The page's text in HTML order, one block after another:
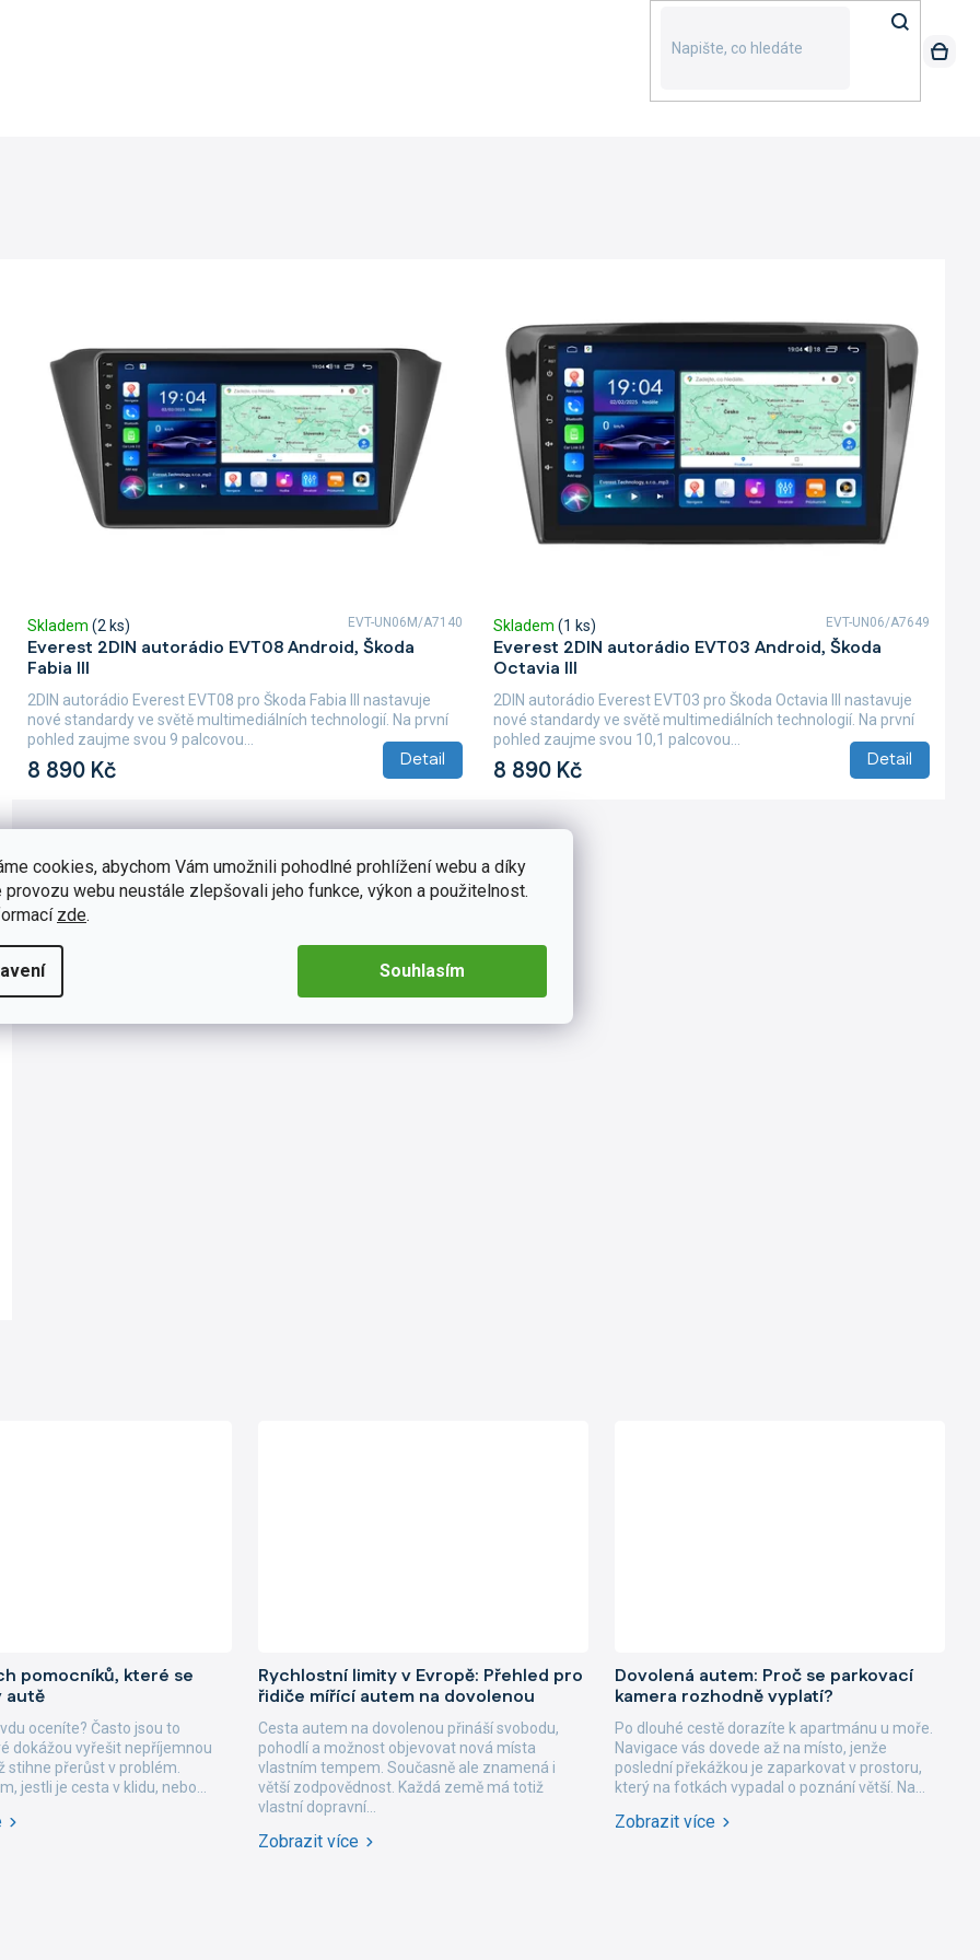
cookies, abychom Vám umožnili pohodlné prohlížení webu a díky
provozu webu neustále zlepšovali jeho funkce, výkon a použitelnost.
zde.
Souhlasím
Everest 2DIN autorádio EVT08 Android, Škoda
Fabia III
Skladem (2 ks)
8 890 Kč Detail
2DIN autorádio Everest EVT08 pro Škoda Fabia III nastavuje
nové standardy ve světě multimediálních technologií. Na první
pohled zaujme svou 9 palcovou...
EVT-UN06M/A7140
Everest 2DIN autorádio EVT03 Android, Škoda
Octavia III
Skladem(1 ks)
8 890 Kč Detail
2DIN autorádio Everest EVT03 pro Škoda Octavia III nastavuje
nové standardy ve světě multimediálních technologií. Na první
pohled zaujme svou 10,1 palcovou...
EVT-UN06/A7649
pomocníků, které se
autě
oceníte? Často jsou to
dokážou vyřešit nepříjemnou
stihne přerůst v problém.
jestli je cesta v klidu, nebo...
Rychlostní limity v Evropě: Přehled pro
řidiče mířící autem na dovolenou
Cesta autem na dovolenou přináší svobodu,
pohodlí a možnost objevovat nová místa
vlastním tempem. Současně ale znamená i
větší zodpovědnost. Každá země má totiž
vlastní dopravní...
Dovolená autem: Proč se parkovací
kamera rozhodně vyplatí?
Po dlouhé cestě dorazíte k apartmánu u moře.
Navigace vás dovede až na místo, jenže
poslední překážkou je zaparkovat v prostoru,
který na fotkách vypadal o poznání větší. Na...